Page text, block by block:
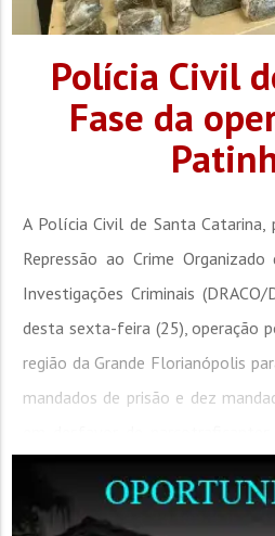
Polícia Civil
Fase da
A Polícia Civil de Santa
Repressão ao Crime
Investigações Criminais
desta sexta-feira (25), operação
região da Grande Florianópolis
mandados de prisão e dez
em desfavor de